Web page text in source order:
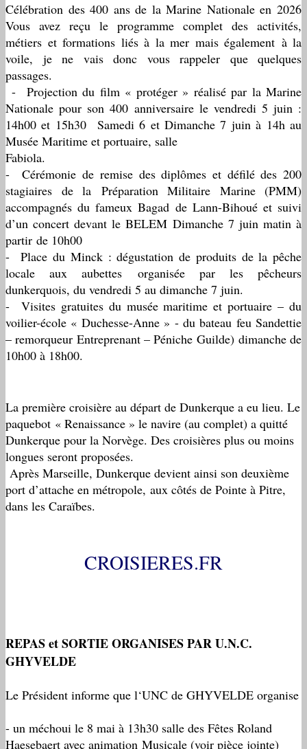
Célébration des 400 ans de la Marine Nationale en 2026
Vous avez reçu le programme complet des activités,
métiers et formations liés à la mer mais également à la
voile, je ne vais donc vous rappeler que quelques
passages.
- Projection du film « protéger » réalisé par la Marine
Nationale pour son 400 anniversaire le vendredi 5 juin :
14h00 et 15h30 Samedi 6 et Dimanche 7 juin à 14h au
Musée Maritime et portuaire, salle
Fabiola.
- Cérémonie de remise des diplômes et défilé des 200
stagiaires de la Préparation Militaire Marine (PMM)
accompagnés du fameux Bagad de Lann-Bihoué et suivi
d’un concert devant le BELEM Dimanche 7 juin matin à
partir de 10h00
- Place du Minck : dégustation de produits de la pêche
locale aux aubettes organisée par les pêcheurs
dunkerquois, du vendredi 5 au dimanche 7 juin.
- Visites gratuites du musée maritime et portuaire – du
voilier-école « Duchesse-Anne » - du bateau feu Sandettie
– remorqueur Entreprenant – Péniche Guilde) dimanche de
10h00 à 18h00.
La première croisière au départ de Dunkerque a eu lieu. Le
paquebot « Renaissance » le navire (au complet) a quitté
Dunkerque pour la Norvège. Des croisières plus ou moins
longues seront proposées.
Après Marseille, Dunkerque devient ainsi son deuxième
port d’attache en métropole, aux côtés de Pointe à Pitre,
dans les Caraïbes.
CROISIERES.FR
REPAS et SORTIE ORGANISES PAR U.N.C.
GHYVELDE
Le Président informe que l‘UNC de GHYVELDE organise
- un méchoui le 8 mai à 13h30 salle des Fêtes Roland
Haesebaert avec animation Musicale (voir pièce jointe)